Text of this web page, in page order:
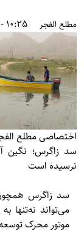
مطلع الفجر 10:25 - 1405/04/09
اختصاصی مطلع
سد زاگرس؛ نگین
نرسیده است
سد زاگرس
می‌تواند نه‌تنها
موتور محرک